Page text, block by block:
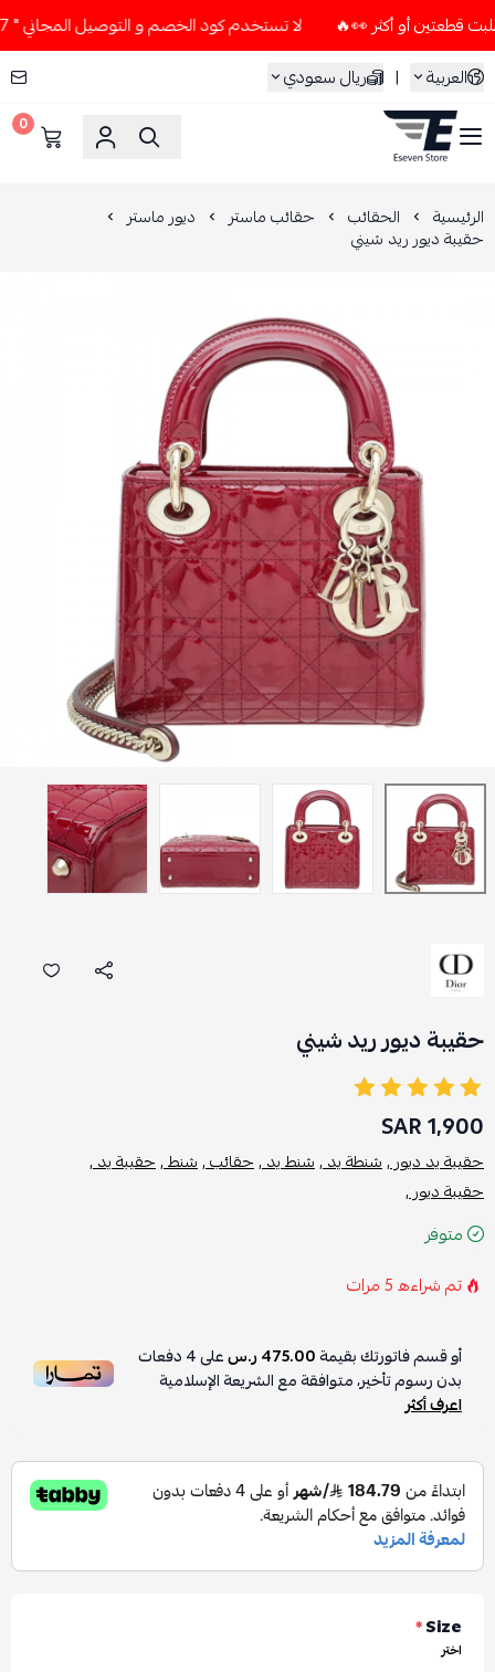
لا تستخدم كود الخصم و التوصيل المجاني " N7 " إلا إذا طلبت قطعتين أو أكثر 👀🔥
العربية
| ريال سعودي
ESEVEN STORE
0
الرئيسية الحقائب حقائب ماستر ديور ماستر
حقيبة ديور ريد شيني
حقيبة ديور ريد شيني
1,900 SAR
حقيبة يد ديور ,شنطة يد ,شنط يد ,حقائب ,شنط ,حقيبة يد ,
حقيبة ديور ,
متوفر
تم شراءه5مرات
أو قسم فاتورتك بقيمة475.00 ر.س على4دفعات
بدون رسوم تأخير، متوافقة مع الشريعة الإسلامية
اعرف أكثر
Size
*
اختر